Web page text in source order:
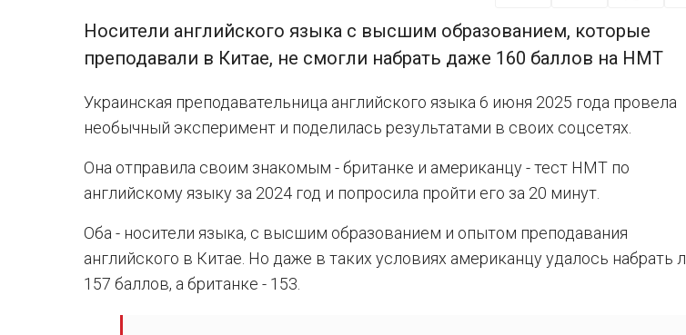
Носители английского языка с высшим образованием, которые
преподавали в Китае, не смогли набрать даже 160 баллов на НМТ
Украинская преподавательница английского языка 6 июня 2025 года провела
необычный эксперимент и поделилась результатами в своих соцсетях.
Она отправила своим знакомым - британке и американцу - тест НМТ по
английскому языку за 2024 год и попросила пройти его за 20 минут.
Оба - носители языка, с высшим образованием и опытом преподавания
английского в Китае. Но даже в таких условиях американцу удалось набрать
157 баллов, а британке - 153.